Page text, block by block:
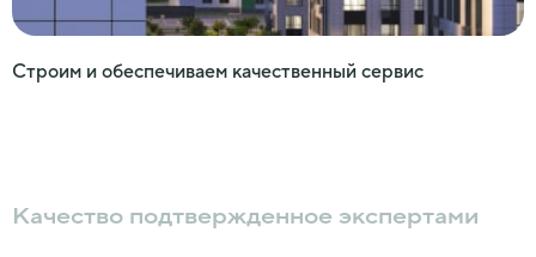
Строим и обеспечиваем качественный сервис
Качество подтвержденное экспертами